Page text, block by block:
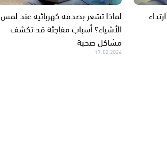
لماذا تشعر بصدمة كهربائية عند لمس
الأشياء؟ أسباب مفاجئة قد تكشف
مشاكل صحية
17.02.2026